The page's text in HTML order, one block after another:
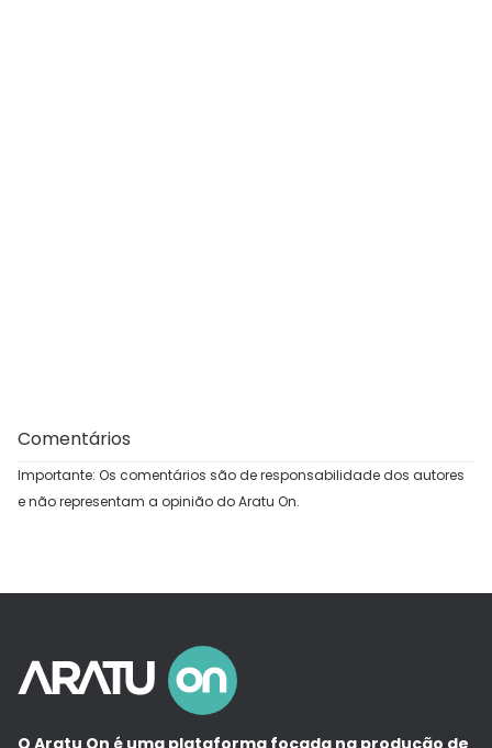
Comentários
Importante: Os comentários são de responsabilidade dos autores
e não representam a opinião do Aratu On.
O Aratu On é uma plataforma focada na produção de